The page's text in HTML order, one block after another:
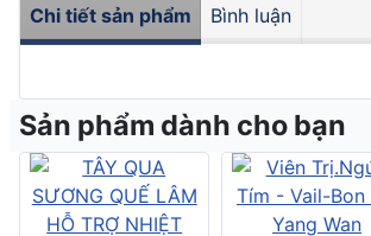
Chi tiết sản phẩm Bình luận
Sản phẩm dành cho bạn